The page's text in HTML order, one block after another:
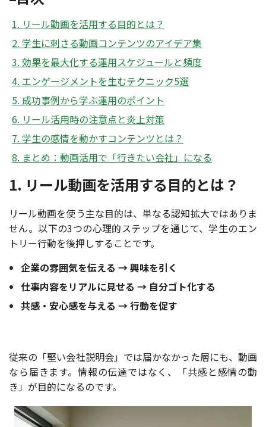
1. リール動画を活用する目的とは？
2. 学生に刺さる動画コンテンツのアイデア集
3. 効果を最大化する運用スケジュールと頻度
4. エンゲージメントを生むテクニック5選
5. 成功事例から学ぶ運用のポイント
6. リール活用時の注意点と炎上対策
7. 学生の感情を動かすコンテンツとは？
8. まとめ：動画活用で「行きたい会社」になる
1. リール動画を活用する目的とは？
リール動画を使う主な目的は、単なる認知拡大ではありま
せん。以下の3つの心理的ステップを通じて、学生のエン
トリー行動を後押しすることです。
企業の雰囲気を伝える → 興味を引く
仕事内容をリアルに見せる → 自分ゴト化する
共感・安心感を与える → 行動を促す
従来の「堅い会社説明会」では届かなかった層にも、動画
なら届きます。情報の伝達ではなく、「共感と感情の動
き」が目的になるのです。